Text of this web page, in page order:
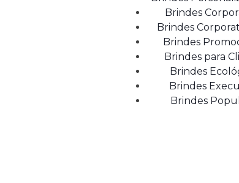
Brindes
Brindes
Brindes
Brindes para
Brindes
Brindes
Brindes